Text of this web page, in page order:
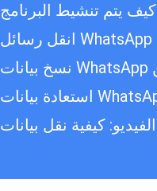
كيف يتم تنشيط البرنامج